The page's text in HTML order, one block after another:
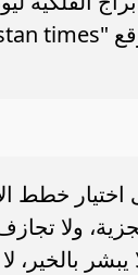
خطط
ولا
يبشر بالخير،